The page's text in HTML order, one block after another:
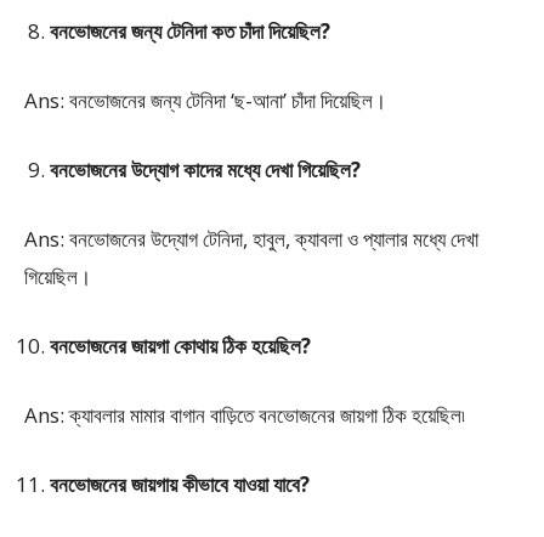
বনভোজনের জন্য টেনিদা কত চাঁদা দিয়েছিল?
Ans: বনভোজনের জন্য টেনিদা ‘ছ-আনা’ চাঁদা দিয়েছিল।
বনভোজনের উদ্যোগ কাদের মধ্যে দেখা গিয়েছিল?
Ans: বনভোজনের উদ্যোগ টেনিদা, হাবুল, ক্যাবলা ও প্যালার মধ্যে দেখা
গিয়েছিল।
বনভোজনের জায়গা কোথায় ঠিক হয়েছিল?
Ans: ক্যাবলার মামার বাগান বাড়িতে বনভোজনের জায়গা ঠিক হয়েছিল৷
বনভোজনের জায়গায় কীভাবে যাওয়া যাবে?